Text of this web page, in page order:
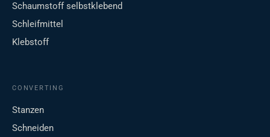
Schaumstoff selbstklebend
Schleifmittel
Klebstoff
CONVERTING
Stanzen
Schneiden